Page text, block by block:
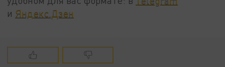
и Яндекс.Дзен